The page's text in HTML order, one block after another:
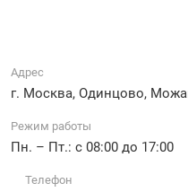
Адрес
г. Москва, Одинцово,
Режим работы
Пн. – Пт.: с 08:00 до 17:00
Телефон